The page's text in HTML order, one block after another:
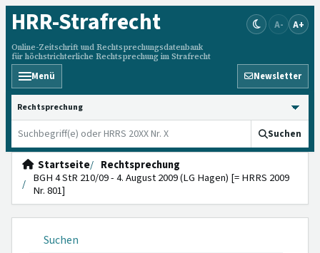
HRR-Strafrecht
Online-Zeitschrift und Rechtsprechungsdatenbank
für höchstrichterliche Rechtsprechung im Strafrecht
A- A+
Menü Newsletter
HRRS durchsuchen
Suchen
Startseite
Rechtsprechung
BGH 4 StR 210/09 - 4. August 2009 (LG Hagen) [= HRRS 2009
Nr. 801]
Suchen